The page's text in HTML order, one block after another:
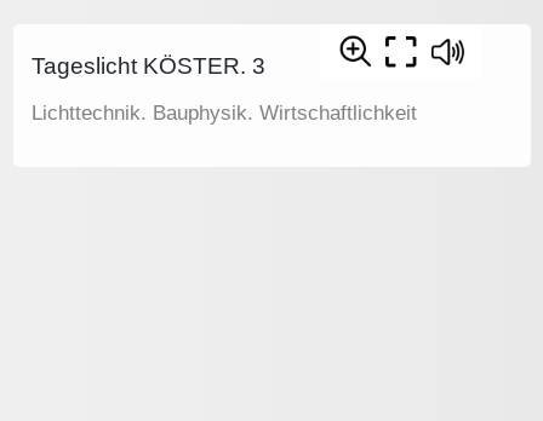
Tageslicht KÖSTER. 3
Lichttechnik. Bauphysik. Wirtschaftlichkeit